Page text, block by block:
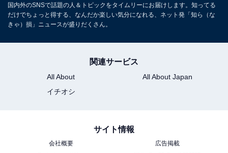
国内外のSNSで話題の人＆トピックをタイムリーにお届けします。知ってる
だけでちょっと得する、なんだか楽しい気分になれる、ネット発「知ら（な
きゃ）損」ニュースが盛りだくさん。
関連サービス
All About
All About Japan
イチオシ
サイト情報
会社概要
広告掲載